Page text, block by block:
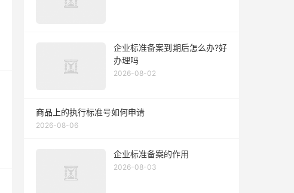
企业标准备案到期后怎么办?好
办理吗
2026-08-02
商品上的执行标准号如何申请
2026-08-06
企业标准备案的作用
2026-08-03